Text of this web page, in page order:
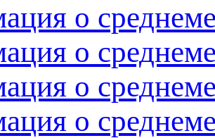
о
о
о
о